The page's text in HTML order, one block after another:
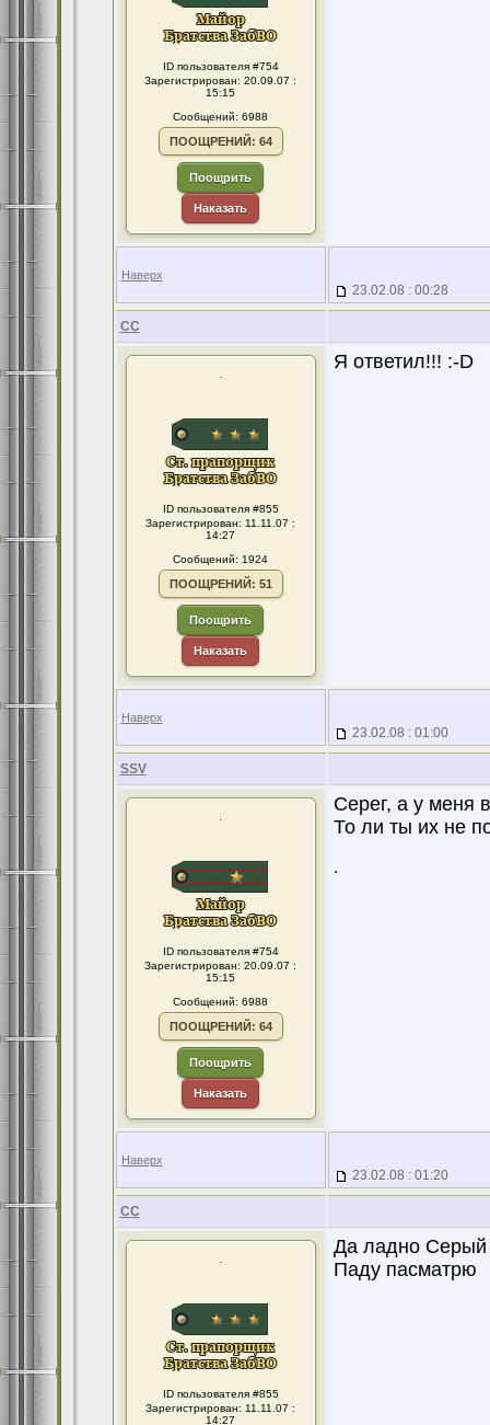
ID пользователя #754
Зарегистрирован: 20.09.07 :
15:15
Сообщений: 6988
ПООЩРЕНИЙ: 64
Поощрить
Наказать
Наверх
23.02.08 : 00:28
CC
.
ID пользователя #855
Зарегистрирован: 11.11.07 :
14:27
Сообщений: 1924
ПООЩРЕНИЙ: 51
Поощрить
Наказать
Я ответил!!! :-D
Наверх
23.02.08 : 01:00
SSV
.
ID пользователя #754
Зарегистрирован: 20.09.07 :
15:15
Сообщений: 6988
ПООЩРЕНИЙ: 64
Поощрить
Наказать
Серег, а у меня
То ли ты их не
.
Наверх
23.02.08 : 01:20
CC
.
ID пользователя #855
Зарегистрирован: 11.11.07 :
14:27
Да ладно Серый
Паду пасматрю